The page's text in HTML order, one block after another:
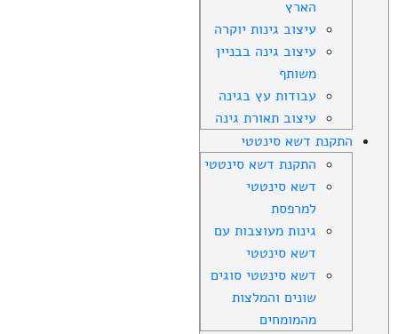
הארץ
עיצוב גינות יוקרה
עיצוב גינה בבניין
משותף
עבודות עץ בגינה
עיצוב תאורת גינה
התקנת דשא סינטטי
התקנת דשא סינטטי
דשא סינטטי
למרפסת
גינות מעוצבות עם
דשא סינטטי
דשא סינטטי סוגים
שונים והמלצות
מהמומחים